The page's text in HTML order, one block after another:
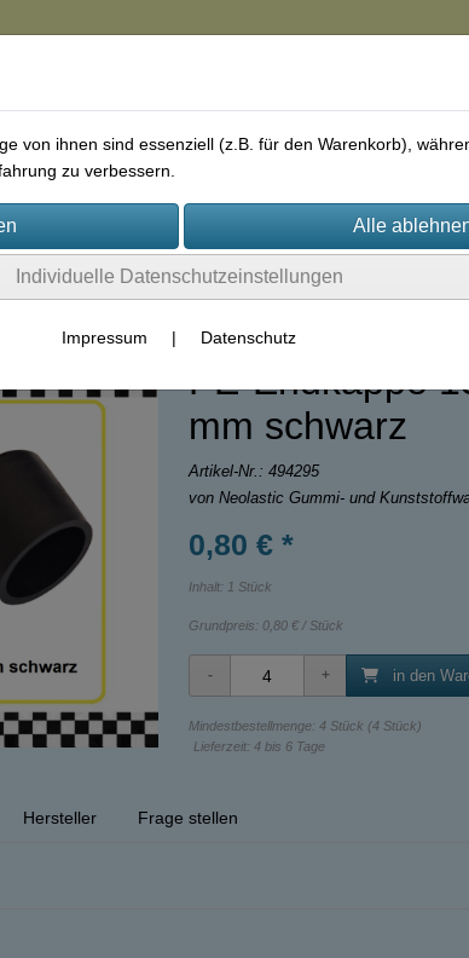
PE-Endkappe
mm schwarz
Artikel-Nr.: 494295
von Neolastic Gummi- und
0,80 € *
Inhalt: 1 Stück
Grundpreis: 0,80 € / Stück
in den
Mindestbestellmenge: 4 Stück (4 Stück)
Lieferzeit: 4 bis 6 Tage
Hersteller Frage stellen
von ihnen sind essenziell (z.B. für den Warenkorb),
zu verbessern.
Individuelle Datenschutzeinstellungen
Impressum | Datenschutz